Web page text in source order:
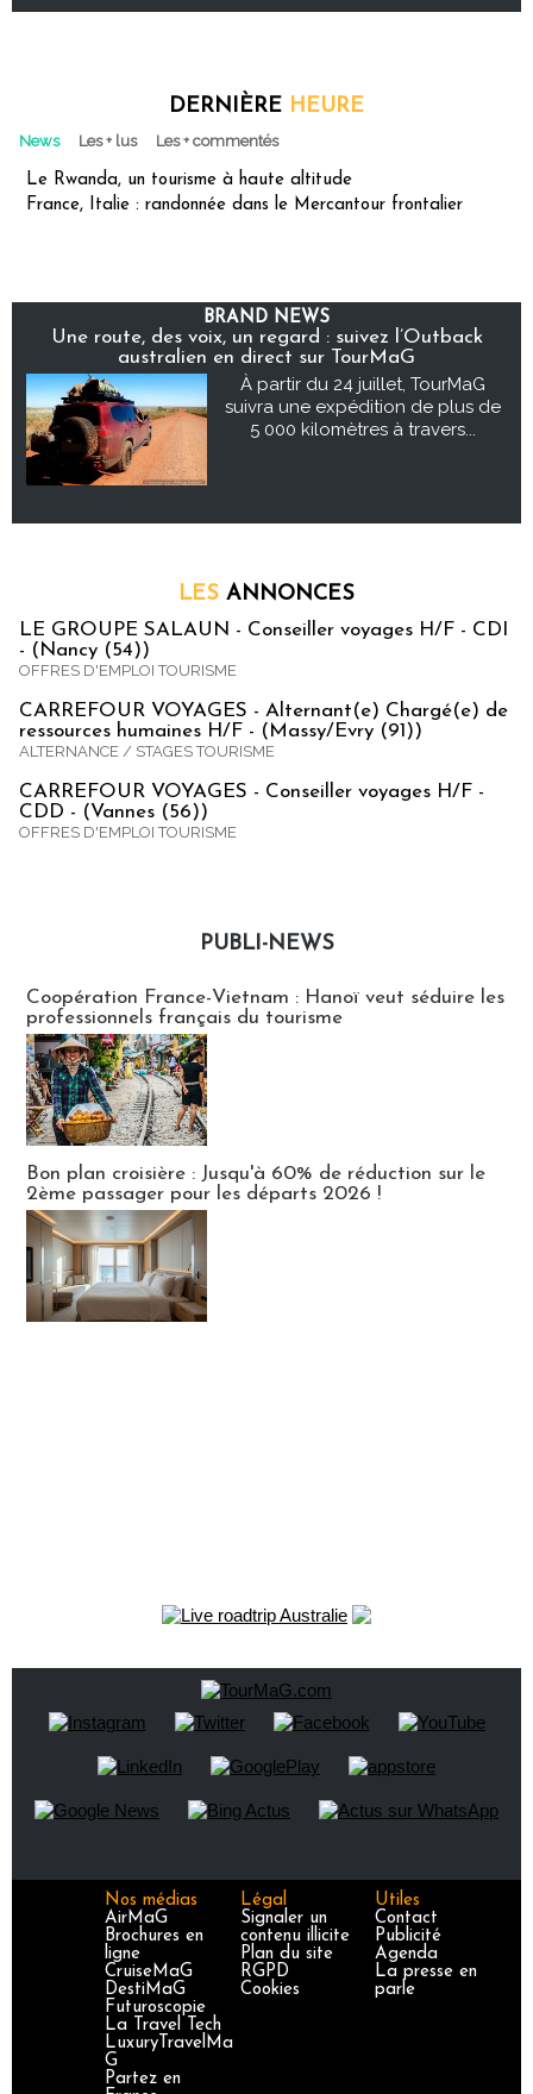
DERNIÈRE HEURE
News Les + lus Les + commentés
Le Rwanda, un tourisme à haute altitude
France, Italie : randonnée dans le Mercantour frontalier
BRAND NEWS
Une route, des voix, un regard : suivez l’Outback
australien en direct sur TourMaG
À partir du 24 juillet, TourMaG
suivra une expédition de plus de
5 000 kilomètres à travers...
LES ANNONCES
LE GROUPE SALAUN - Conseiller voyages H/F - CDI
- (Nancy (54))
OFFRES D'EMPLOI TOURISME
CARREFOUR VOYAGES - Alternant(e) Chargé(e) de
ressources humaines H/F - (Massy/Evry (91))
ALTERNANCE / STAGES TOURISME
CARREFOUR VOYAGES - Conseiller voyages H/F -
CDD - (Vannes (56))
OFFRES D'EMPLOI TOURISME
PUBLI-NEWS
Coopération France-Vietnam : Hanoï veut séduire les
professionnels français du tourisme
Bon plan croisière : Jusqu'à 60% de réduction sur le
2ème passager pour les départs 2026 !
Nos médias
AirMaG
Brochures en
ligne
CruiseMaG
DestiMaG
Futuroscopie
La Travel Tech
LuxuryTravelMa
G
Partez en
Légal
Signaler un
contenu illicite
Plan du site
RGPD
Cookies
Utiles
Contact
Publicité
Agenda
La presse en
parle